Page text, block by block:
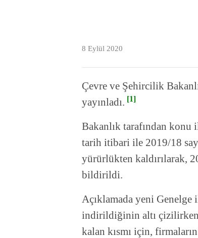
8 Eylül 2020
Çevre ve Şehircilik
yayınladı. [1]
Bakanlık tarafından konu
tarih itibari ile 2019/18
yürürlükten kaldırılarak,
bildirildi.
Açıklamada yeni Genelge
indirildiğinin altı
kalan kısmı için,